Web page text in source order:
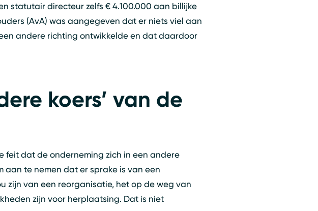
statutair directeur zelfs € 4.100.000 aan billijke
(AvA) was aangegeven dat er niets viel aan
andere richting ontwikkelde en dat daardoor
koers’ van de
feit dat de onderneming zich in een andere
aan te nemen dat er sprake is van een
zijn van een reorganisatie, het op de weg van
zijn voor herplaatsing. Dat is niet